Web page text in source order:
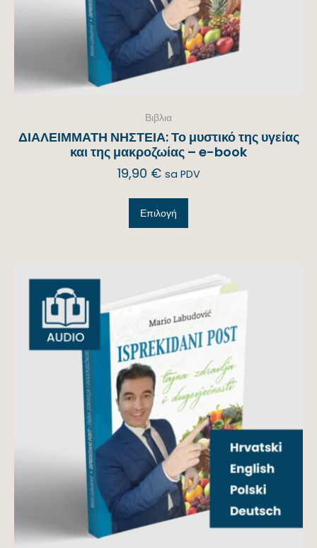
Βιβλια
ΔΙΑΛΕΙΜΜΑΤΗ ΝΗΣΤΕΙΑ: Το μυστικό της υγείας
και της μακροζωίας – e-book
19,90 € sa PDV
Επιλογή